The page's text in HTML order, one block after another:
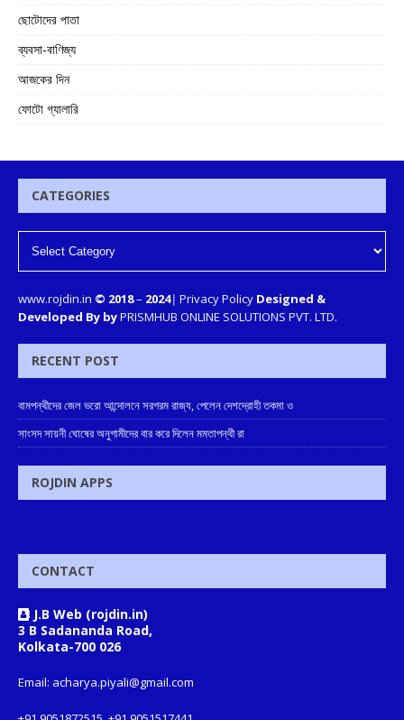
ছোটোদের পাতা
ব্যবসা-বাণিজ্য
আজকের দিন
ফোটো গ্যালারি
CATEGORIES
www.rojdin.in © 2018– 2024| Privacy Policy Designed &
Developed By byPRISMHUB ONLINE SOLUTIONS PVT. LTD.
RECENT POST
বামপন্থীদের জেল ভরো আন্দোলনে সরগরম রাজ্য, পেলেন দেশদ্রোহী তকমা ও
সাংসদ সায়নী ঘোষের অনুগামীদের বার করে দিলেন মমতাপন্থী রা
ROJDIN APPS
CONTACT
J.B Web (rojdin.in)
3 B Sadananda Road,
Kolkata-700 026
Email: acharya.piyali@gmail.com